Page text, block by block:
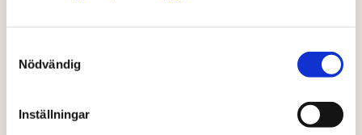
Nödvändig
Inställningar
industriföretag. Det slår Högsta
förvaltningsdomstolen fast i två färska domar. ”En
konkurrenskraft”, säger skattejuristen Robert Lönn